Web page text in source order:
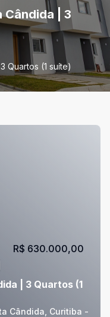
Cândida | 3
Quartos (1 suíte)
| 3 Quartos (1
Cândida, Curitiba -
R$ 630.000,00